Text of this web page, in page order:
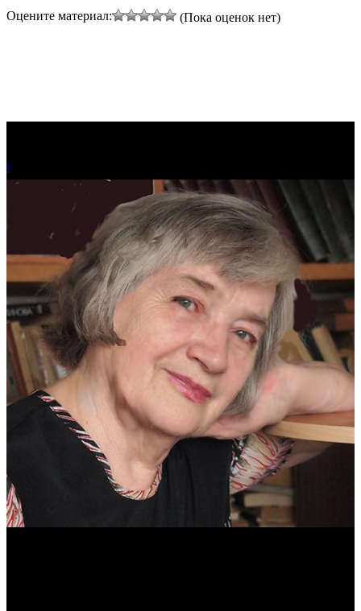
Оцените материал: (Пока оценок нет)
!